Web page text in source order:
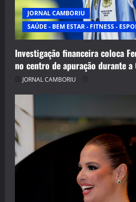
JORNAL CAMBORIU
SAÚDE - BEM ESTAR - FITNESS -
Investigação financeira coloca
no centro de apuração durante a
JORNAL CAMBORIU